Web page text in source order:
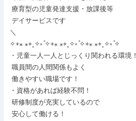
＼
✧+⁎ ⁎+˳✧༚ ̊✧+⁎ ⁎+˳✧༚ ̊✧+⁎ ⁎+˳✧༚ ̊✧
・児童一人一人とじっくり関われる環境！
・資格があれば経験不問！